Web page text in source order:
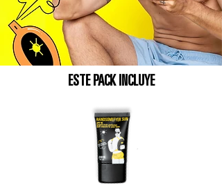
ESTE PACK INCLUYE